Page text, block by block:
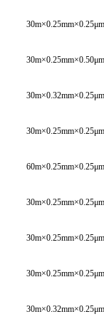
30m×0.25mm×0.25μm
30m×0.25mm×0.50μm
30m×0.32mm×0.25μm
30m×0.25mm×0.25μm
60m×0.25mm×0.25μm
30m×0.25mm×0.25μm
30m×0.25mm×0.25μm
30m×0.25mm×0.25μm
30m×0.32mm×0.25μm